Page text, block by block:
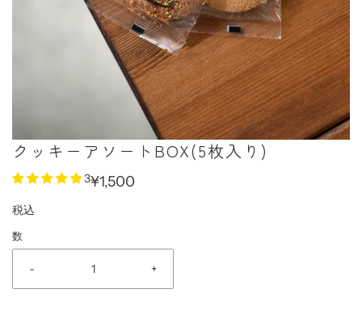
クッキーアソートBOX(5枚入り)
3¥1,500
税込
数
- +